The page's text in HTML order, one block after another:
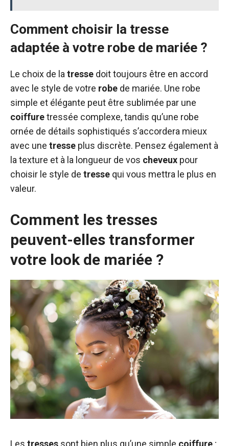
Comment choisir la tresse
adaptée à votre robe de mariée ?
Le choix de la tresse doit toujours être en accord
avec le style de votre robe de mariée. Une robe
simple et élégante peut être sublimée par une
coiffuretressée complexe, tandis qu’une robe
ornée de détails sophistiqués s’accordera mieux
avec une tresse plus discrète. Pensez également à
la texture et à la longueur de vos cheveux pour
choisir le style de tresse qui vous mettra le plus en
valeur.
Comment les tresses
peuvent-elles transformer
votre look de mariée ?
Les tresses sont bien plus qu’une simple coiffure ;